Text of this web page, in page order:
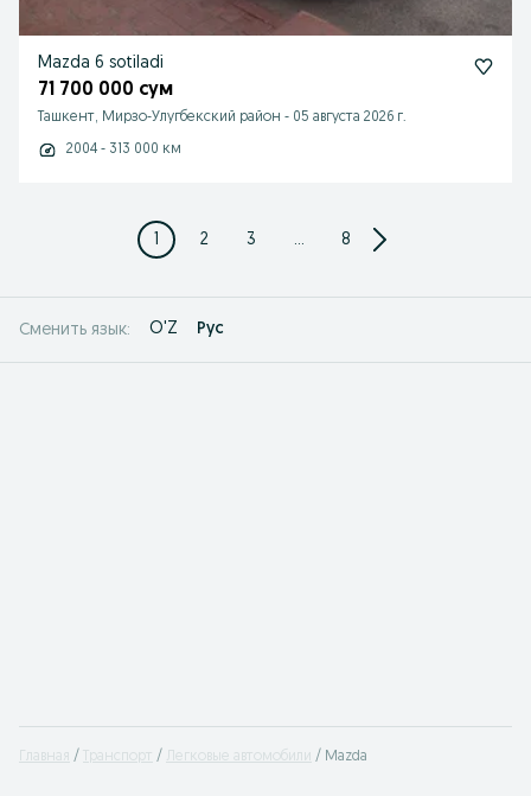
Mazda 6 sotiladi
71 700 000 сум
Ташкент, Мирзо-Улугбекский район - 05 августа 2026 г.
2004 - 313 000 км
1 2 3 ... 8
Сменить язык: O'Z Рус
Главная Транспорт Легковые автомобили Mazda